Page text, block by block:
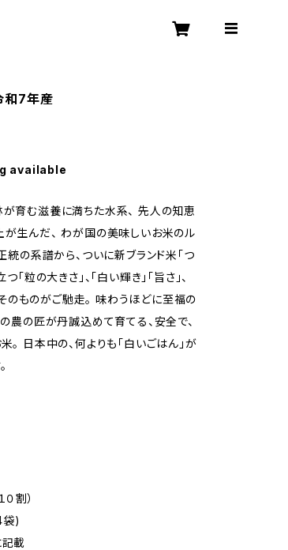
和7年産
available
育む滋養に満ちた水系、 先人の知恵
生んだ、 わが国の美味しいお米のル
統の系譜から、ついに新ブランド米「つ
粒の大きさ」、「白い輝き」「旨さ」、
そのものがご馳走。 味わうほどに至福の
農の匠が丹誠込めて育てる、安全で、
。 日本中の、何よりも「白いごはん」が
割）
)
載